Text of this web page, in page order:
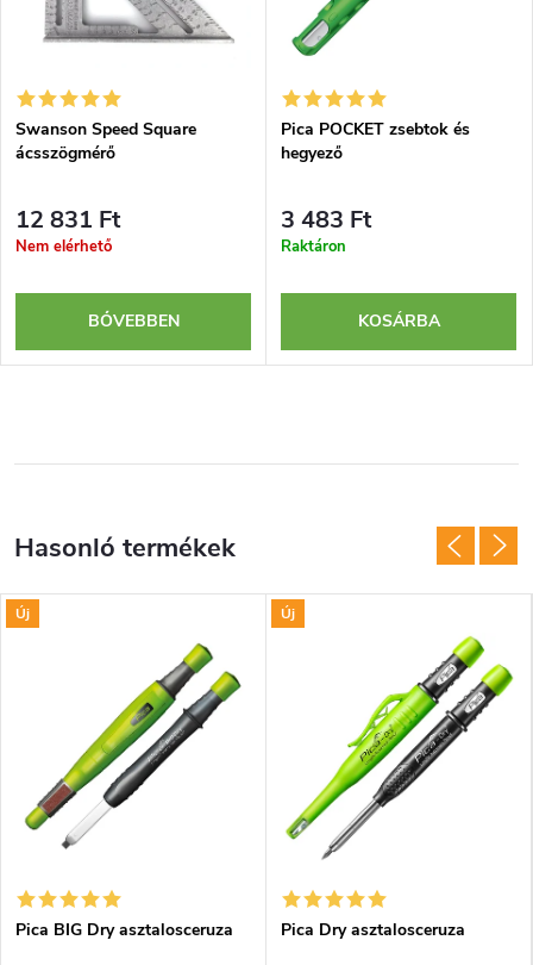
Swanson Speed Square
ácsszögmérő
12 831 Ft
Nem elérhető
BŐVEBBEN
Pica POCKET zsebtok és
hegyező
3 483 Ft
Raktáron
KOSÁRBA
Új
Pica BIG Dry asztalosceruza
Új
Pica Dry asztalosceruza